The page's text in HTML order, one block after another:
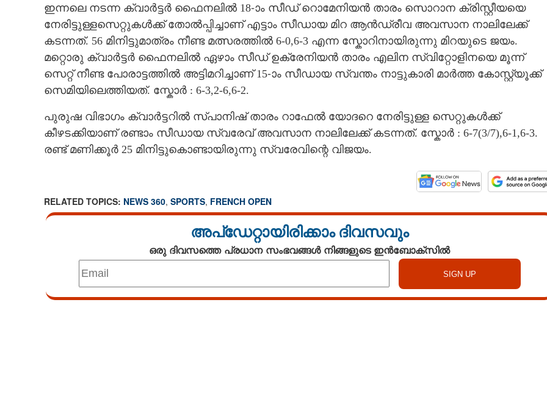
ഇന്നലെ നടന്ന ക്വാർട്ടർ ഫൈനലിൽ 18-ാം സീഡ് റൊമേനിയൻ താരം സൊറാന ക്രിസ്റ്റീയയെ
നേരിട്ടുള്ളസെറ്റുകൾക്ക് തോൽപ്പിച്ചാണ് എട്ടാം സീഡായ മിറ ആൻഡ്രീവ അവസാന നാലിലേക്ക്
കടന്നത്. 56 മിനിട്ടുമാത്രം നീണ്ട മത്സരത്തിൽ 6-0,6-3 എന്ന സ്കോറിനായിരുന്നു മിറയുടെ ജയം.
മറ്റൊരു ക്വാർട്ടർ ഫൈനലിൽ ഏഴാം സീഡ് ഉക്രേനിയൻ താരം എലിന സ്വിറ്റോളിനയെ മൂന്ന്
സെറ്റ് നീണ്ട പോരാട്ടത്തിൽ അട്ടിമറിച്ചാണ് 15-ാം സീഡായ സ്വന്തം നാട്ടുകാരി മാർത്ത കോസ്റ്റ്യൂക്ക്
സെമിയിലെത്തിയത്. സ്കോർ : 6-3,2-6,6-2.
പുരുഷ വിഭാഗം ക്വാർട്ടറിൽ സ്പാനിഷ് താരം റാഫേൽ യോദറെ നേരിട്ടുള്ള സെറ്റുകൾക്ക്
കീഴടക്കിയാണ് രണ്ടാം സീഡായ സ്വരേവ് അവസാന നാലിലേക്ക് കടന്നത്. സ്കോർ : 6-7(3/7),6-1,6-3.
രണ്ട് മണിക്കൂർ 25 മിനിട്ടുകൊണ്ടായിരുന്നു സ്വരേവിന്റെ വിജയം.
RELATED TOPICS: NEWS 360, SPORTS, FRENCH OPEN
അപ്ഡേറ്റായിരിക്കാം ദിവസവും
ഒരു ദിവസത്തെ പ്രധാന സംഭവങ്ങൾ നിങ്ങളുടെ ഇൻബോക്സിൽ